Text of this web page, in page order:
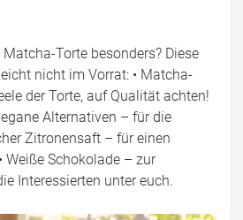
Torte besonders? Diese
nicht im Vorrat: • Matcha-
der Torte, auf Qualität achten!
Alternativen – für die
Zitronensaft – für einen
Weiße Schokolade – zur
Interessierten unter euch.